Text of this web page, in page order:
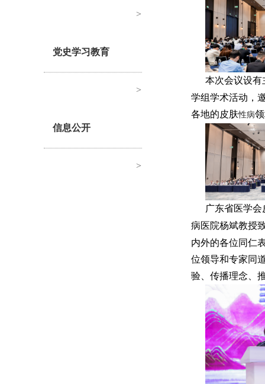
>
党史学习教育
>
信息公开
>
本次会议设
学组学术活动，
各地的皮肤性病
广东省医学会
病医院杨斌教授
内外的各位同仁
位领导和专家同
验、传播理念、